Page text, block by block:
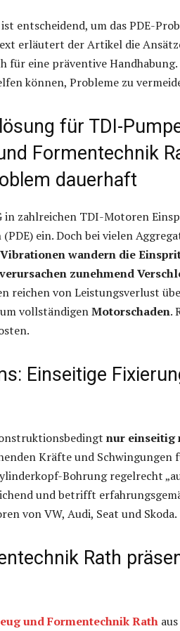
entscheidend, um das PDE-
erläutert der Artikel die
für eine präventive Handhabung.
können, Probleme zu
für TDI-
Formentechnik
dauerhaft
in zahlreichen TDI-Motoren
ein. Doch bei vielen
wandern die
zunehmend
reichen von Leistungsverlust
vollständigenMotorschaden.
Einseitige
nur einseitig
Kräfte und Schwingungen
Bohrung regelrecht
und betrifft
von VW, Audi, Seat und Skoda.
Rath
und Formentechnik Rath